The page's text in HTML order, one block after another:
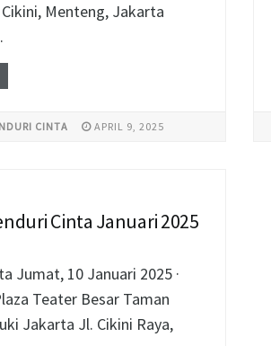
Cikini, Menteng, Jakarta
CINTA APRIL 9, 2025
Cinta Januari 2025
Jumat, 10 Januari 2025 ·
Teater Besar Taman
Jakarta Jl. Cikini Raya,